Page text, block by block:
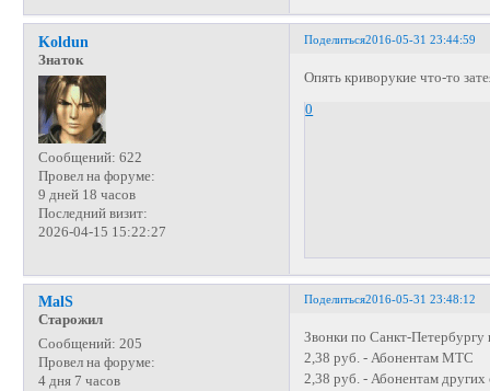
Поделиться2016-05-31 23:44:59
Koldun
Знаток
Сообщений: 622
Провел на форуме:
9 дней 18 часов
Последний визит:
2026-04-15 15:22:27
Опять криворукие что-то
0
Поделиться2016-05-31 23:48:12
MalS
Старожил
Сообщений: 205
Провел на форуме:
4 дня 7 часов
Звонки по Санкт-Петербургу
2,38 руб. - Абонентам МТС
2,38 руб. - Абонентам других